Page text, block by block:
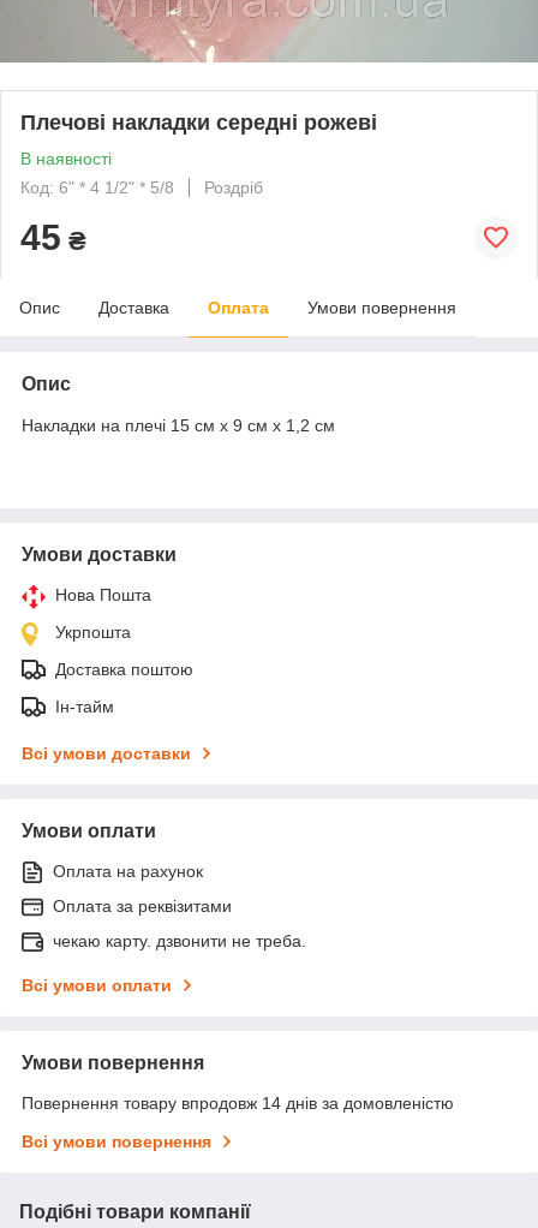
Плечові накладки середні рожеві
В наявності
Код: 6" * 4 1/2" * 5/8
Роздріб
45 ₴
Опис Доставка Оплата Умови повернення
Опис
Накладки на плечі 15 см х 9 см х 1,2 см
Умови доставки
Нова Пошта
Укрпошта
Доставка поштою
Ін-тайм
Всі умови доставки
Умови оплати
Оплата на рахунок
Оплата за реквізитами
чекаю карту. дзвонити не треба.
Всі умови оплати
Умови повернення
Повернення товару впродовж 14 днів за домовленістю
Всі умови повернення
Подібні товари компанії